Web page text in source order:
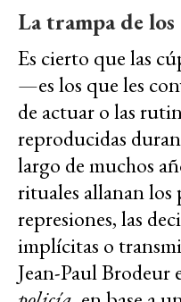
La trampa de los
Es cierto que las
—es los que les
de actuar o las
reproducidas
largo de muchos
rituales allanan los
represiones, las
implícitas o
Jean-Paul Brodeur